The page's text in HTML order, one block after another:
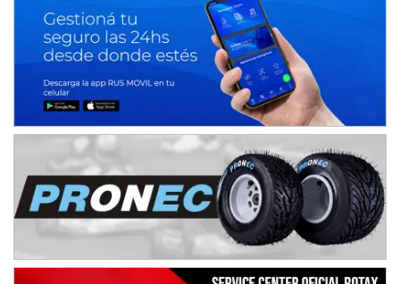
Humboldt (Santa Fe)
NORESTE SANTAFESINO - F6
Avellaneda (Santa Fe)
José Samuel Sánchez (Tierra)
Rufino (Santa Fe)
TUCUMANO - F5
Juan Navarro (Asfalto)
El Timbó (Tucumán)